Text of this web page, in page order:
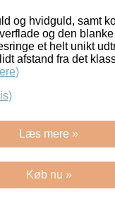
og hvidguld, samt
og den
et helt unikt
afstand fra det
Læs mere »
Køb nu »